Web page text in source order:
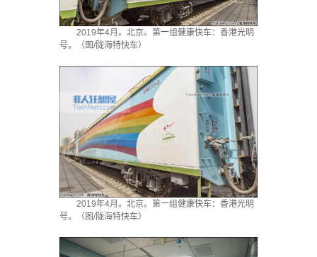
2019年4月。北京。第一组健康快车：香港光明
号。（图/陇海特快车）
2019年4月。北京。第一组健康快车：香港光明
号。（图/陇海特快车）